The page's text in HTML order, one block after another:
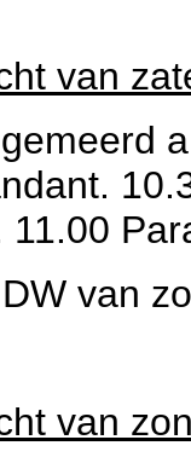
van
11.00
van
van